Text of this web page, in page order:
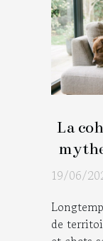
La
19/06/
de